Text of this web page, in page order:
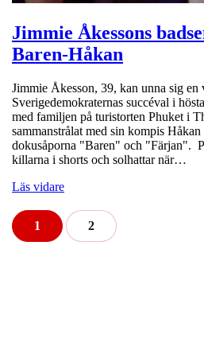
Jimmie Åkessons
Baren-Håkan
Jimmie Åkesson, 39, kan unna sig en
Sverigedemokraternas succéval i
med familjen på turistorten Phuket i
sammanstrålat med sin kompis
dokusåporna "Baren" och "Färjan".
killarna i shorts och solhattar när…
Läs vidare
1 2